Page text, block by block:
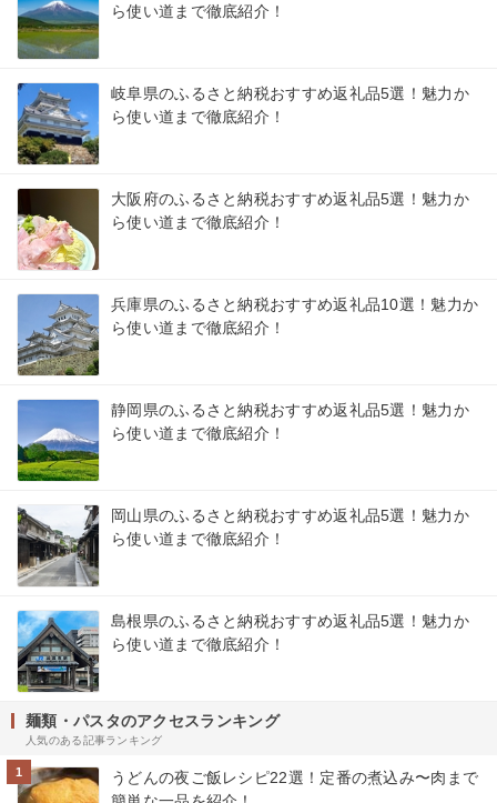
ら使い道まで徹底紹介！
岐阜県のふるさと納税おすすめ返礼品5選！魅力か
ら使い道まで徹底紹介！
大阪府のふるさと納税おすすめ返礼品5選！魅力か
ら使い道まで徹底紹介！
兵庫県のふるさと納税おすすめ返礼品10選！魅力か
ら使い道まで徹底紹介！
静岡県のふるさと納税おすすめ返礼品5選！魅力か
ら使い道まで徹底紹介！
岡山県のふるさと納税おすすめ返礼品5選！魅力か
ら使い道まで徹底紹介！
島根県のふるさと納税おすすめ返礼品5選！魅力か
ら使い道まで徹底紹介！
麺類・パスタのアクセスランキング
人気のある記事ランキング
1
うどんの夜ご飯レシピ22選！定番の煮込み〜肉まで